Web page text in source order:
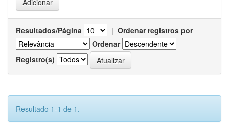
Resultados/Página | Ordenar registros por
Ordenar
Registro(s)
Resultado 1-1 de 1.